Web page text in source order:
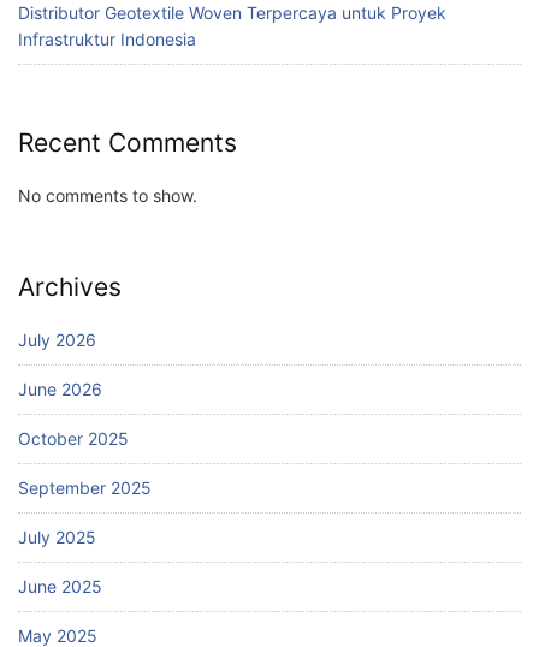
Distributor Geotextile Woven Terpercaya untuk Proyek
Infrastruktur Indonesia
Recent Comments
No comments to show.
Archives
July 2026
June 2026
October 2025
September 2025
July 2025
June 2025
May 2025